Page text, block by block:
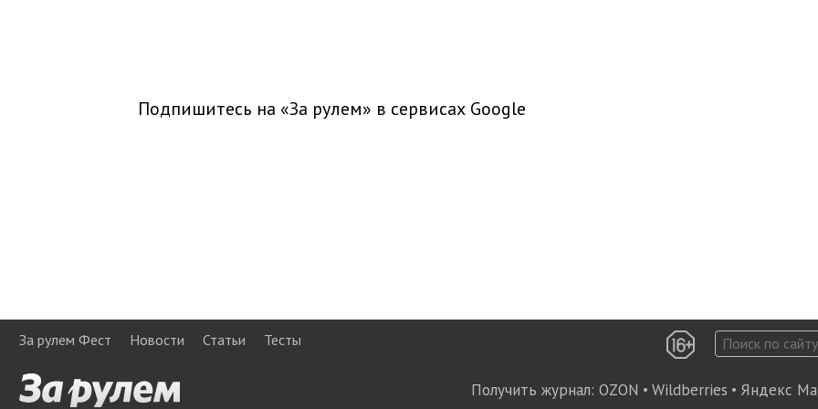
Подпишитесь на «За рулем» в сервисах Google
За рулем Фест Новости Статьи Тесты
Получить журнал: OZON • Wildberries • Яндекс